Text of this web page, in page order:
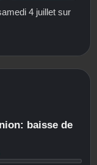
4 juillet sur
baisse de